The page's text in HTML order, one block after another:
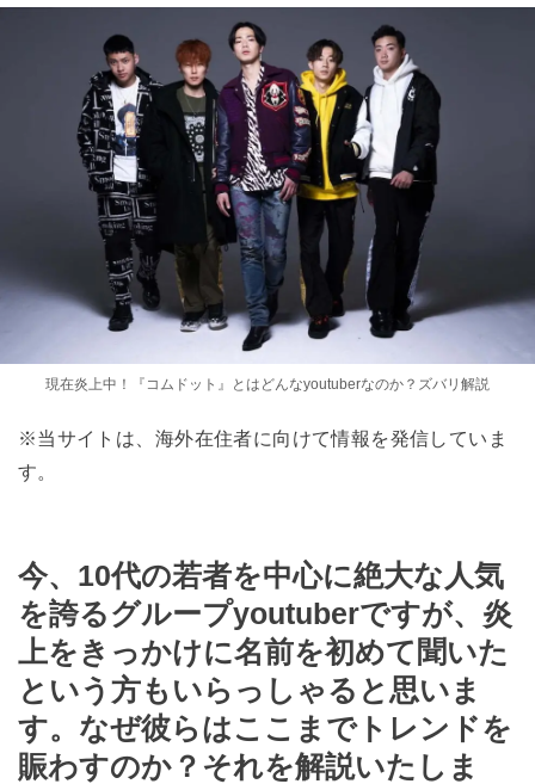
現在炎上中！『コムドット』とはどんなyoutuberなのか？ズバリ解説
※当サイトは、海外在住者に向けて情報を発信していま
す。
今、10代の若者を中心に絶大な人気
を誇るグループyoutuberですが、炎
上をきっかけに名前を初めて聞いた
という方もいらっしゃると思いま
す。なぜ彼らはここまでトレンドを
賑わすのか？それを解説いたしま